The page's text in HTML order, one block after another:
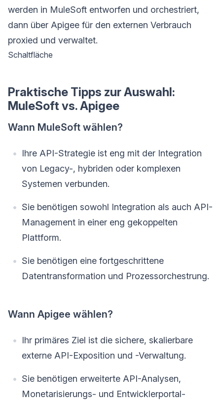
werden in MuleSoft entworfen und orchestriert,
dann über Apigee für den externen Verbrauch
proxied und verwaltet.
Schaltfläche
Praktische Tipps zur Auswahl:
MuleSoft vs. Apigee
Wann MuleSoft wählen?
Ihre API-Strategie ist eng mit der Integration
von Legacy-, hybriden oder komplexen
Systemen verbunden.
Sie benötigen sowohl Integration als auch API-
Management in einer eng gekoppelten
Plattform.
Sie benötigen eine fortgeschrittene
Datentransformation und Prozessorchestrung.
Wann Apigee wählen?
Ihr primäres Ziel ist die sichere, skalierbare
externe API-Exposition und -Verwaltung.
Sie benötigen erweiterte API-Analysen,
Monetarisierungs- und Entwicklerportal-